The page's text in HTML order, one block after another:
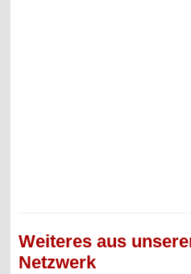
Weiteres aus
Netzwerk